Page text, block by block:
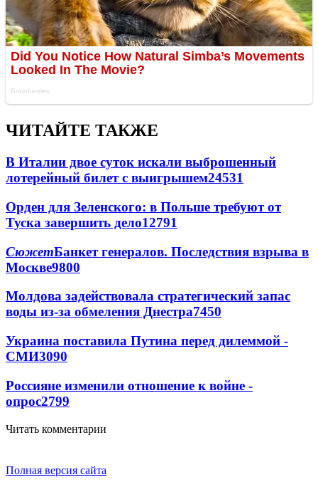
ЧИТАЙТЕ ТАКЖЕ
В Италии двое суток искали выброшенный
лотерейный билет с выигрышем24531
Орден для Зеленского: в Польше требуют от
Туска завершить дело12791
СюжетБанкет генералов. Последствия взрыва в
Москве9800
Молдова задействовала стратегический запас
воды из-за обмеления Днестра7450
Украина поставила Путина перед дилеммой -
СМИ3090
Россияне изменили отношение к войне -
опрос2799
Читать комментарии
Полная версия сайта